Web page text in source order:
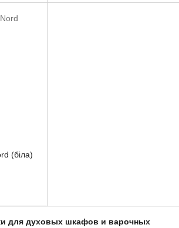
(біла)
для духовых шкафов и варочных